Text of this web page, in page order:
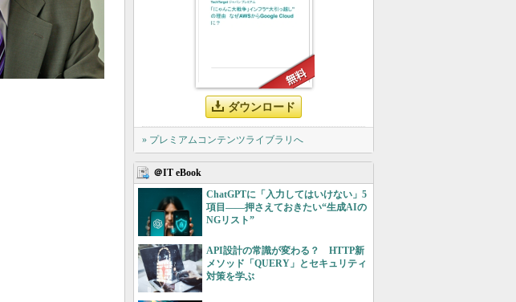
ダウンロード
» プレミアムコンテンツライブラリへ
＠IT eBook
ChatGPTに「入力してはいけない」5
項目――押さえておきたい“生成AIの
NGリスト”
API設計の常識が変わる？ HTTP新
メソッド「QUERY」とセキュリティ
対策を学ぶ